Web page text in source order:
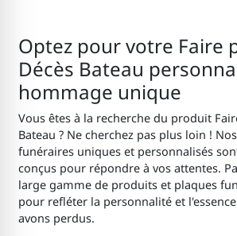
Optez pour votre Faire
Décès Bateau
hommage unique
Vous êtes à la recherche du produit
Bateau ? Ne cherchez pas plus loin !
funéraires uniques et personnalisés
conçus pour répondre à vos attentes.
large gamme de produits et plaques
pour refléter la personnalité et
avons perdus.